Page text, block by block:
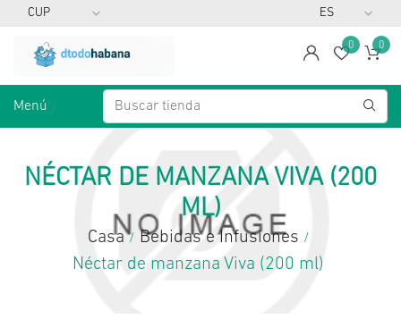
spanLista
0 0
Menú
NÉCTAR DE MANZANA VIVA (200
ML)
Casa / Bebidas e Infusiones /
Néctar de manzana Viva (200 ml)